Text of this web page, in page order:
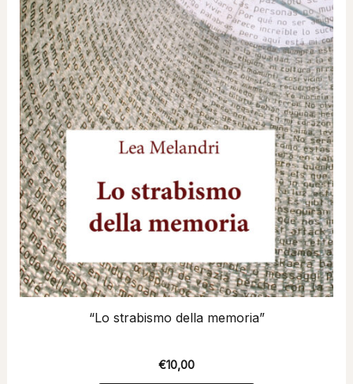
“Lo strabismo della memoria”
€10,00